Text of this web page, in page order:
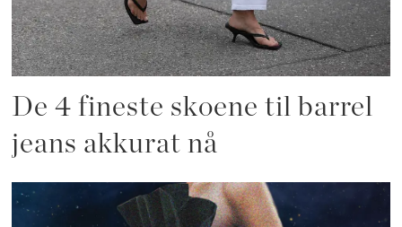
De 4 fineste skoene til barrel
jeans akkurat nå